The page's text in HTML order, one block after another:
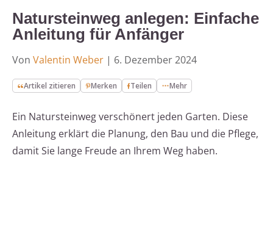
Natursteinweg anlegen: Einfache
Anleitung für Anfänger
Von Valentin Weber | 6. Dezember 2024
Artikel zitieren Merken Teilen Mehr
Ein Natursteinweg verschönert jeden Garten. Diese
Anleitung erklärt die Planung, den Bau und die Pflege,
damit Sie lange Freude an Ihrem Weg haben.